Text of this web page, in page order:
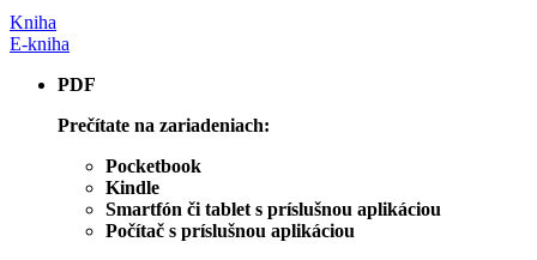
Kniha
E-kniha
PDF
Prečítate na zariadeniach:
Pocketbook
Kindle
Smartfón či tablet s príslušnou aplikáciou
Počítač s príslušnou aplikáciou